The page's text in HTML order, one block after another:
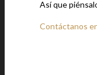
Así que
Contáctanos